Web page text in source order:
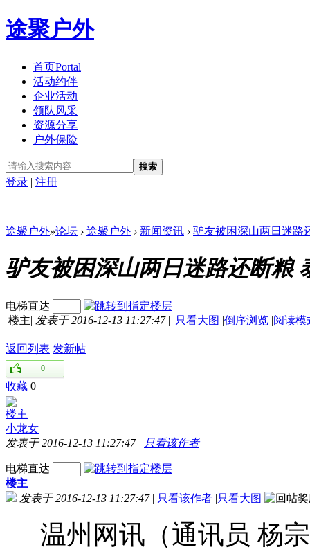
途聚户外
首页Portal
活动约伴
企业活动
领队风采
资源分享
户外保险
搜索
登录 | 注册
途聚户外»论坛 › 途聚户外 › 新闻资讯 › 驴友被困深山两日迷路
驴友被困深山两日迷路还断粮
电梯直达
楼主| 发表于 2016-12-13 11:27:47 | |只看大图 |倒序浏览 |阅读模
返回列表 发新帖
0
收藏 0
楼主
小龙女
发表于 2016-12-13 11:27:47 | 只看该作者
电梯直达
楼主
发表于 2016-12-13 11:27:47 | 只看该作者 |只看大图
温州网讯（通讯员 杨